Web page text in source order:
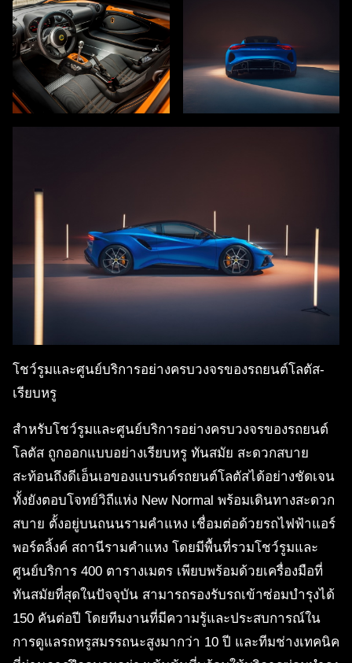
โชว์รูมและศูนย์บริการอย่างครบวงจรของรถยนต์โลตัส-
เรียบหรู
สำหรับโชว์รูมและศูนย์บริการอย่างครบวงจรของรถยนต์
โลตัส ถูกออกแบบอย่างเรียบหรู ทันสมัย สะดวกสบาย
สะท้อนถึงดีเอ็นเอของแบรนด์รถยนต์โลตัสได้อย่างชัดเจน
ทั้งยังตอบโจทย์วิถีแห่ง New Normal พร้อมเดินทางสะดวก
สบาย ตั้งอยู่บนถนนรามคำแหง เชื่อมต่อด้วยรถไฟฟ้าแอร์
พอร์ตลิ้งค์ สถานีรามคำแหง โดยมีพื้นที่รวมโชว์รูมและ
ศูนย์บริการ 400 ตารางเมตร เพียบพร้อมด้วยเครื่องมือที่
ทันสมัยที่สุดในปัจจุบัน สามารถรองรับรถเข้าซ่อมบำรุงได้
150 คันต่อปี โดยทีมงานที่มีความรู้และประสบการณ์ใน
การดูแลรถหรูสมรรถนะสูงมากว่า 10 ปี และทีมช่างเทคนิค